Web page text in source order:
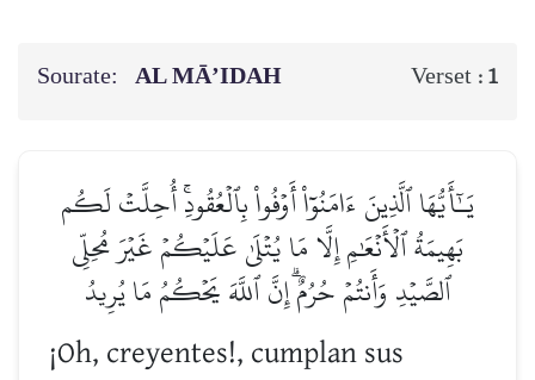
Sourate: AL MĀ’IDAH Verset : 1
يَـٰٓأَيُّهَا ٱلَّذِينَ ءَامَنُوٓاْ أَوۡفُواْ بِٱلۡعُقُودِۚ أُحِلَّتۡ لَكُم
بَهِيمَةُ ٱلۡأَنۡعَٰمِ إِلَّا مَا يُتۡلَىٰ عَلَيۡكُمۡ غَيۡرَ مُحِلِّي
ٱلصَّيۡدِ وَأَنتُمۡ حُرُمٌۗ إِنَّ ٱللَّهَ يَحۡكُمُ مَا يُرِيدُ
¡Oh, creyentes!, cumplan sus